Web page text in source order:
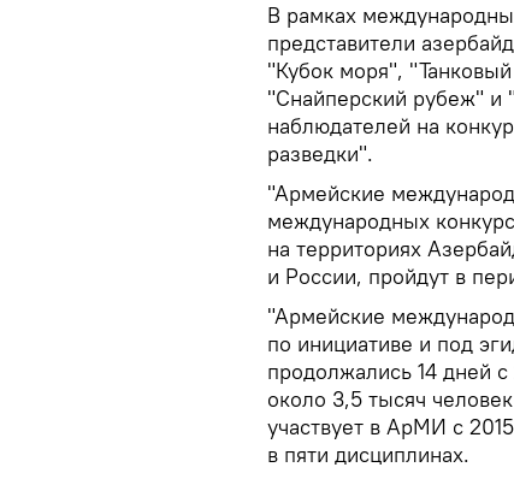
В рамках
представители
"Кубок моря",
"Снайперский рубеж" и
наблюдателей на
разведки".
"Армейские
международных
на территориях
и России, пройдут в
"Армейские
по инициативе и под
продолжались 14 дней
около 3,5 тысяч
участвует в АрМИ с
в пяти дисциплинах.